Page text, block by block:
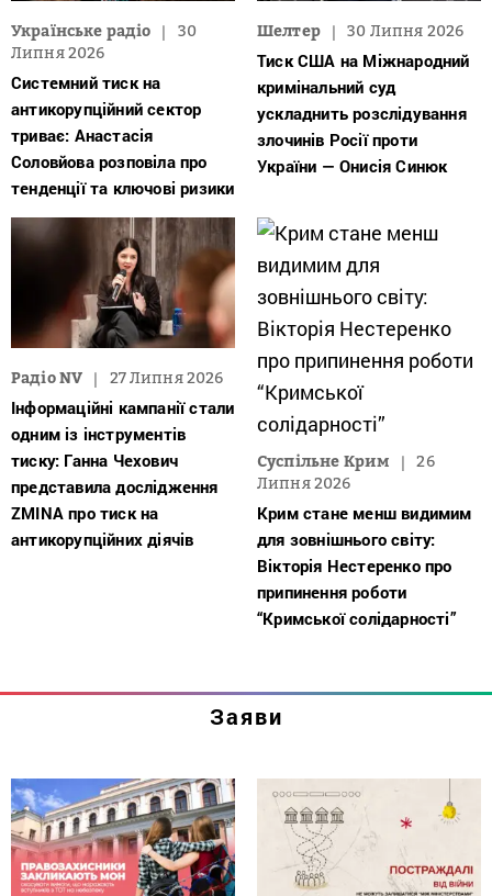
Українське радіо
30
Липня 2026
Системний тиск на
антикорупційний сектор
триває: Анастасія
Соловйова розповіла про
тенденції та ключові ризики
Шелтер 30 Липня 2026
Тиск США на Міжнародний
кримінальний суд
ускладнить розслідування
злочинів Росії проти
України — Онисія Синюк
Радіо NV 27 Липня 2026
Інформаційні кампанії стали
одним із інструментів
тиску: Ганна Чехович
представила дослідження
ZMINA про тиск на
антикорупційних діячів
Суспільне Крим
26
Липня 2026
Крим стане менш видимим
для зовнішнього світу:
Вікторія Нестеренко про
припинення роботи
“Кримської солідарності”
Заяви